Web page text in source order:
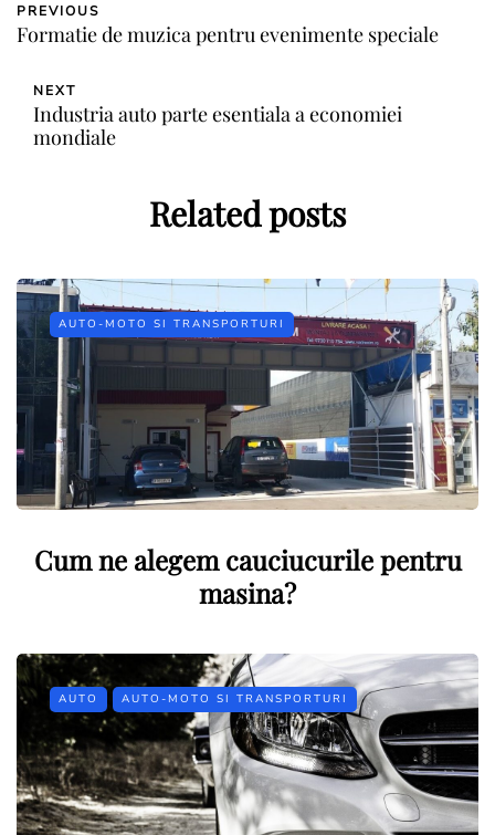
PREVIOUS
Formatie de muzica pentru evenimente speciale
NEXT
Industria auto parte esentiala a economiei
mondiale
Related posts
AUTO-MOTO SI TRANSPORTURI
Cum ne alegem cauciucurile pentru
masina?
AUTO AUTO-MOTO SI TRANSPORTURI